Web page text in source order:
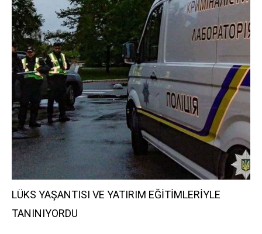
LÜKS YAŞANTISI VE YATIRIM EĞİTİMLERİYLE
TANINIYORDU